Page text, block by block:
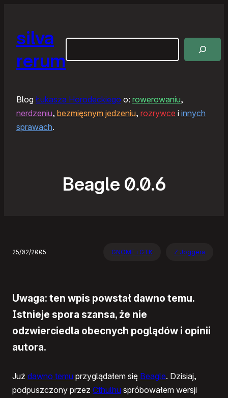
silva
rerum
Blog Łukasza Horodeckiego o: rowerowaniu,
nerdzeniu, bezmięsnym jedzeniu, rozrywce i innych
sprawach.
Beagle 0.0.6
25/02/2005 GNOME i GTK Z Joggera
Uwaga: ten wpis powstał dawno temu.
Istnieje spora szansa, że nie
odzwierciedla obecnych poglądów i opinii
autora.
Już dawno temu przyglądałem się Beagle. Dzisiaj,
podpuszczony przez Cthulhu spróbowałem wersji